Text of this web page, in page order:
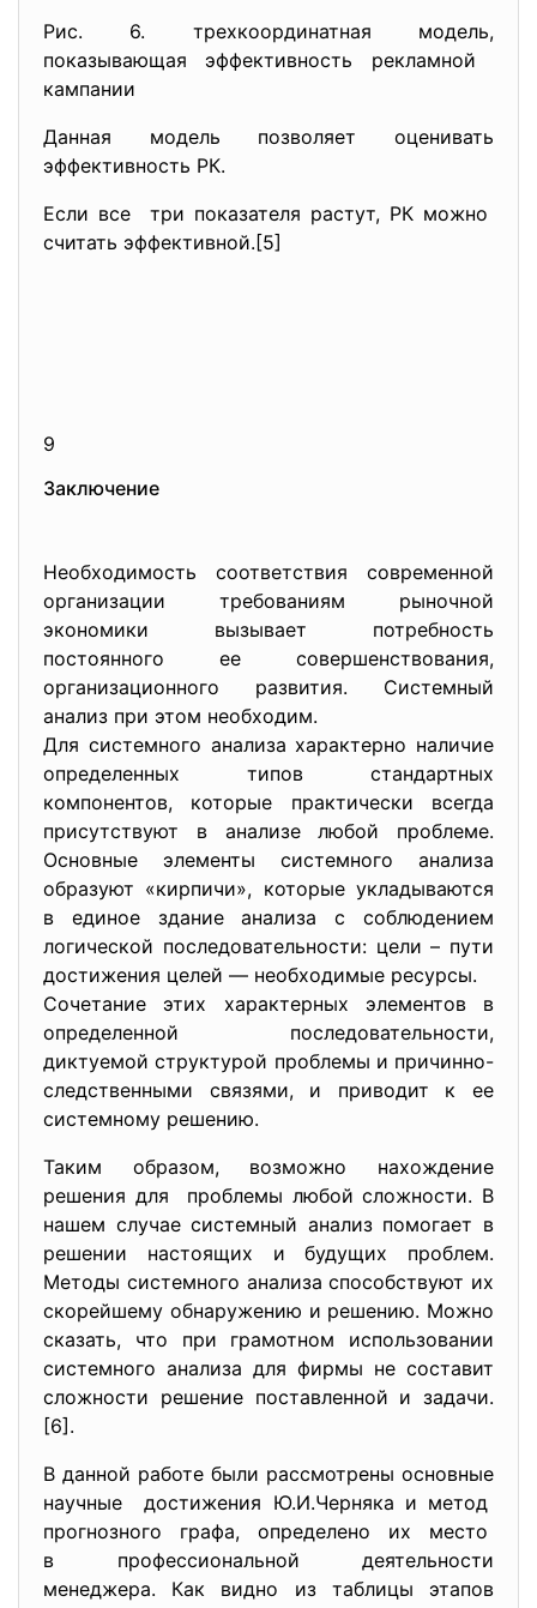
Рис. 6. трехкоординатная модель,
показывающая эффективность рекламной
кампании
Данная модель позволяет оценивать
эффективность РК.
Если все три показателя растут, РК можно
считать эффективной.[5]
9
Заключение
Необходимость соответствия современной
организации требованиям рыночной
экономики вызывает потребность
постоянного ее совершенствования,
организационного развития. Системный
анализ при этом необходим.
Для системного анализа характерно наличие
определенных типов стандартных
компонентов, которые практически всегда
присутствуют в анализе любой проблеме.
Основные элементы системного анализа
образуют «кирпичи», которые укладываются
в единое здание анализа с соблюдением
логической последовательности: цели – пути
достижения целей — необходимые ресурсы.
Сочетание этих характерных элементов в
определенной последовательности,
диктуемой структурой проблемы и причинно-
следственными связями, и приводит к ее
системному решению.
Таким образом, возможно нахождение
решения для проблемы любой сложности. В
нашем случае системный анализ помогает в
решении настоящих и будущих проблем.
Методы системного анализа способствуют их
скорейшему обнаружению и решению. Можно
сказать, что при грамотном использовании
системного анализа для фирмы не составит
сложности решение поставленной и задачи.
[6].
В данной работе были рассмотрены основные
научные достижения Ю.И.Черняка и метод
прогнозного графа, определено их место
в профессиональной деятельности
менеджера. Как видно из таблицы этапов